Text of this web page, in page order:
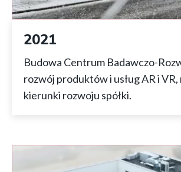
2021
Budowa Centrum Badawczo-
rozwój produktów i usług AR i
kierunki rozwoju spółki.